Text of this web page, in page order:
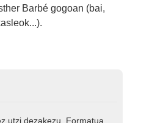
Barbé gogoan (bai,
utzi dezakezu. Formatua